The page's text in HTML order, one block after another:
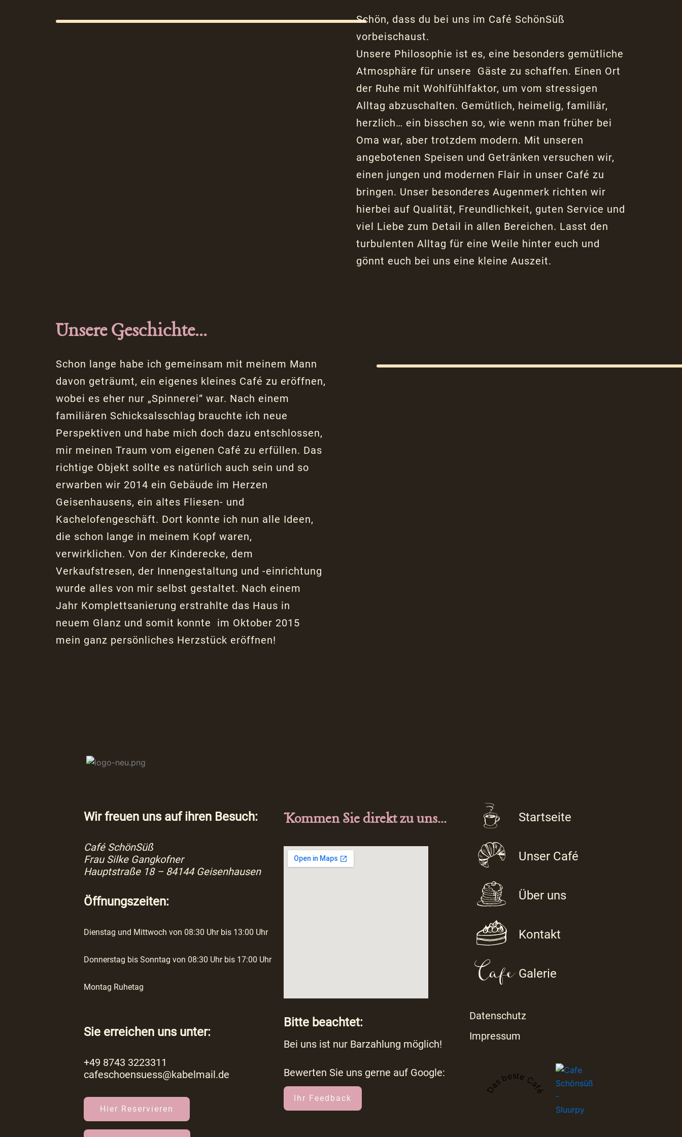
Schön, dass du bei uns im Café SchönSüß
vorbeischaust.
Unsere Philosophie ist es, eine besonders gemütliche
Atmosphäre für unsere Gäste zu schaffen. Einen Ort
der Ruhe mit Wohlfühlfaktor, um vom stressigen
Alltag abzuschalten. Gemütlich, heimelig, familiär,
herzlich… ein bisschen so, wie wenn man früher bei
Oma war, aber trotzdem modern. Mit unseren
angebotenen Speisen und Getränken versuchen wir,
einen jungen und modernen Flair in unser Café zu
bringen. Unser besonderes Augenmerk richten wir
hierbei auf Qualität, Freundlichkeit, guten Service und
viel Liebe zum Detail in allen Bereichen. Lasst den
turbulenten Alltag für eine Weile hinter euch und
gönnt euch bei uns eine kleine Auszeit.
Unsere Geschichte...
Schon lange habe ich gemeinsam mit meinem Mann
davon geträumt, ein eigenes kleines Café zu eröffnen,
wobei es eher nur „Spinnerei“ war. Nach einem
familiären Schicksalsschlag brauchte ich neue
Perspektiven und habe mich doch dazu entschlossen,
mir meinen Traum vom eigenen Café zu erfüllen. Das
richtige Objekt sollte es natürlich auch sein und so
erwarben wir 2014 ein Gebäude im Herzen
Geisenhausens, ein altes Fliesen- und
Kachelofengeschäft. Dort konnte ich nun alle Ideen,
die schon lange in meinem Kopf waren,
verwirklichen. Von der Kinderecke, dem
Verkaufstresen, der Innengestaltung und -einrichtung
wurde alles von mir selbst gestaltet. Nach einem
Jahr Komplettsanierung erstrahlte das Haus in
neuem Glanz und somit konnte
im Oktober 2015
mein ganz persönliches Herzstück eröffnen!
Wir freuen uns auf ihren Besuch:
Café SchönSüß
Frau Silke Gangkofner
Hauptstraße 18 – 84144 Geisenhausen
Öffnungszeiten:
Dienstag und Mittwoch von 08:30 Uhr bis 13:00 Uhr
Donnerstag bis Sonntag von 08:30 Uhr bis 17:00 Uhr
Montag Ruhetag
Sie erreichen uns unter:
+49 8743 3223311
cafeschoensuess@kabelmail.de
Hier Reservieren
Kommen Sie direkt zu uns...
Bitte beachtet:
Bei uns ist nur Barzahlung möglich!
Bewerten Sie uns gerne auf Google:
Ihr Feedback
Startseite
Unser Café
Über uns
Kontakt
Galerie
Datenschutz
Impressum
Das beste Café